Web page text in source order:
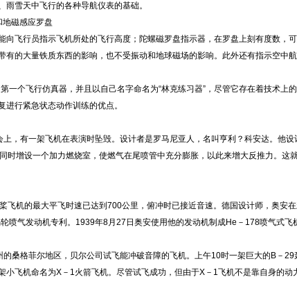
雪天中飞行的各种导航仪表的基础。
磁感应罗盘
飞行员指示飞机所处的飞行高度；陀螺磁罗盘指示器，在罗盘上刻有度数，
的大量铁质东西的影响，也不受振动和地球磁场的影响。此外还有指示空中航
个飞行仿真器，并且以自己名字命名为“林克练习器”，尽管它存在着技术上
行紧急状态动作训练的优点。
有一架飞机在表演时坠毁。设计者是罗马尼亚人，名叫亨利？科安达。他设
时增设一个加力燃烧室，使燃气在尾喷管中充分膨胀，以此来增大反推力。这
机的最大平飞时速已达到700公里，俯冲时已接近音速。德国设计师，奥安
喷气发动机专利。1939年8月27日奥安使用他的发动机制成He－178喷气式飞
格菲尔地区，贝尔公司试飞能冲破音障的飞机。上午10时一架巨大的B－29
小飞机命名为X－1火箭飞机。尽管试飞成功，但由于X－1飞机不是靠自身的动